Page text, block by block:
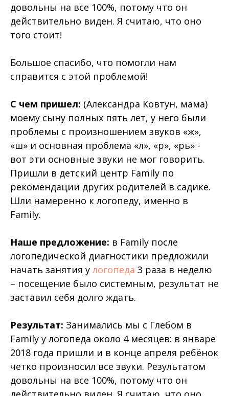
довольны на все 100%, потому что он
действительно виден. Я считаю, что оно
того стоит!
Большое спасибо, что помогли нам
справится с этой проблемой!
С чем пришел: (Александра Ковтун, мама)
моему сыну полных пять лет, у него были
проблемы с произношением звуков «ж»,
«ш» и основная проблема «л», «р», «рь» -
вот эти основные звуки не мог говорить.
Пришли в детский центр Family по
рекомендации других родителей в садике.
Шли намеренно к логопеду, именно в
Family.
Наше предложение: в Family после
логопедической диагностики предложили
начать занятия у логопеда 3 раза в неделю
– посещение было системным, результат не
заставил себя долго ждать.
Результат: Занимались мы с Глебом в
Family у логопеда около 4 месяцев: в январе
2018 года пришли и в конце апреля ребёнок
четко произносил все звуки. Результатом
довольны на все 100%, потому что он